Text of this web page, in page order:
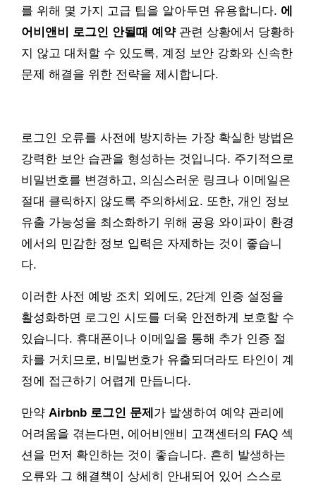
를 위해 몇 가지 고급 팁을 알아두면 유용합니다. 에
어비앤비 로그인 안될때 예약관련 상황에서 당황하
지 않고 대처할 수 있도록, 계정 보안 강화와 신속한
문제 해결을 위한 전략을 제시합니다.
로그인 오류를 사전에 방지하는 가장 확실한 방법은
강력한 보안 습관을 형성하는 것입니다. 주기적으로
비밀번호를 변경하고, 의심스러운 링크나 이메일은
절대 클릭하지 않도록 주의하세요. 또한, 개인 정보
유출 가능성을 최소화하기 위해 공용 와이파이 환경
에서의 민감한 정보 입력은 자제하는 것이 좋습니
다.
이러한 사전 예방 조치 외에도, 2단계 인증 설정을
활성화하면 로그인 시도를 더욱 안전하게 보호할 수
있습니다. 휴대폰이나 이메일을 통해 추가 인증 절
차를 거치므로, 비밀번호가 유출되더라도 타인이 계
정에 접근하기 어렵게 만듭니다.
만약 Airbnb 로그인 문제 가 발생하여 예약 관리에
어려움을 겪는다면, 에어비앤비 고객센터의 FAQ 섹
션을 먼저 확인하는 것이 좋습니다. 흔히 발생하는
오류와 그 해결책이 상세히 안내되어 있어 스스로